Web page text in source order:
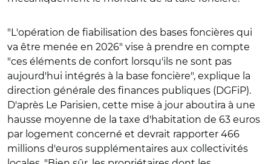
"L'opération de fiabilisation des bases foncières qui
va être menée en 2026" vise à prendre en compte
"ces éléments de confort lorsqu'ils ne sont pas
aujourd'hui intégrés à la base foncière", explique la
direction générale des finances publiques (DGFiP).
D'après Le Parisien, cette mise à jour aboutira à une
hausse moyenne de la taxe d'habitation de 63 euros
par logement concerné et devrait rapporter 466
millions d'euros supplémentaires aux collectivités